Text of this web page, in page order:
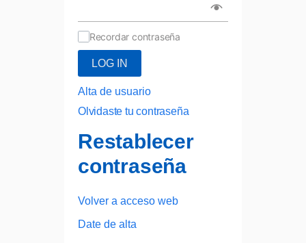
Recordar contraseña
LOG IN
Alta de usuario
Olvidaste tu contraseña
Restablecer
contraseña
Volver a acceso web
Date de alta